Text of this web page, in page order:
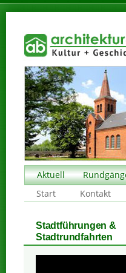
Aktuell
Start
Kontakt
Stadtführungen &
Stadtrundfahrten